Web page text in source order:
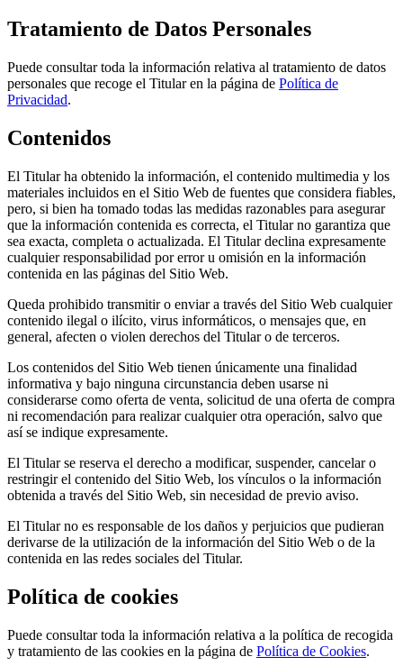
Tratamiento de Datos Personales
Puede consultar toda la información relativa al tratamiento de datos
personales que recoge el Titular en la página de Política de
Privacidad.
Contenidos
El Titular ha obtenido la información, el contenido multimedia y los
materiales incluidos en el Sitio Web de fuentes que considera fiables,
pero, si bien ha tomado todas las medidas razonables para asegurar
que la información contenida es correcta, el Titular no garantiza que
sea exacta, completa o actualizada. El Titular declina expresamente
cualquier responsabilidad por error u omisión en la información
contenida en las páginas del Sitio Web.
Queda prohibido transmitir o enviar a través del Sitio Web cualquier
contenido ilegal o ilícito, virus informáticos, o mensajes que, en
general, afecten o violen derechos del Titular o de terceros.
Los contenidos del Sitio Web tienen únicamente una finalidad
informativa y bajo ninguna circunstancia deben usarse ni
considerarse como oferta de venta, solicitud de una oferta de compra
ni recomendación para realizar cualquier otra operación, salvo que
así se indique expresamente.
El Titular se reserva el derecho a modificar, suspender, cancelar o
restringir el contenido del Sitio Web, los vínculos o la información
obtenida a través del Sitio Web, sin necesidad de previo aviso.
El Titular no es responsable de los daños y perjuicios que pudieran
derivarse de la utilización de la información del Sitio Web o de la
contenida en las redes sociales del Titular.
Política de cookies
Puede consultar toda la información relativa a la política de recogida
y tratamiento de las cookies en la página de Política de Cookies.